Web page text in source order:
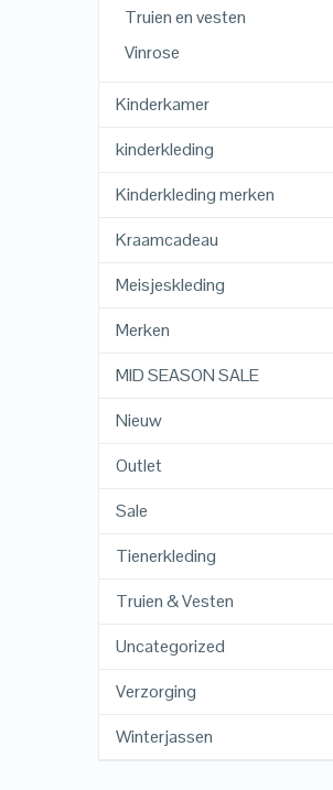
Truien en vesten
Vinrose
Kinderkamer
kinderkleding
Kinderkleding merken
Kraamcadeau
Meisjeskleding
Merken
MID SEASON SALE
Nieuw
Outlet
Sale
Tienerkleding
Truien & Vesten
Uncategorized
Verzorging
Winterjassen